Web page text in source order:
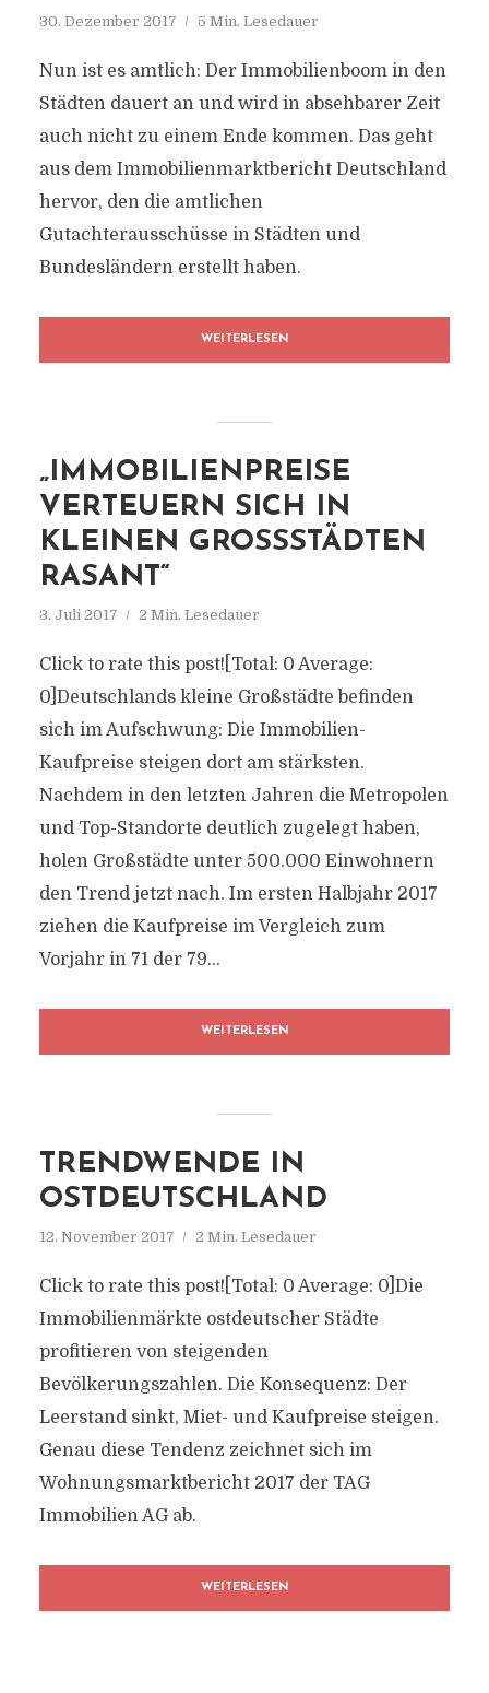
30. Dezember 2017 5 Min. Lesedauer
Nun ist es amtlich: Der Immobilienboom in den
Städten dauert an und wird in absehbarer Zeit
auch nicht zu einem Ende kommen. Das geht
aus dem Immobilienmarktbericht Deutschland
hervor, den die amtlichen
Gutachterausschüsse in Städten und
Bundesländern erstellt haben.
WEITERLESEN
„IMMOBILIENPREISE
VERTEUERN SICH IN
KLEINEN GROSSSTÄDTEN R
ASANT“
3. Juli 2017 2 Min. Lesedauer
Click to rate this post![Total: 0 Average:
0]Deutschlands kleine Großstädte befinden
sich im Aufschwung: Die Immobilien-
Kaufpreise steigen dort am stärksten.
Nachdem in den letzten Jahren die Metropolen
und Top-Standorte deutlich zugelegt haben,
holen Großstädte unter 500.000 Einwohnern
den Trend jetzt nach. Im ersten Halbjahr 2017
ziehen die Kaufpreise im Vergleich zum
Vorjahr in 71 der 79...
WEITERLESEN
TRENDWENDE IN
OSTDEUTSCHLAND
12. November 2017 2 Min. Lesedauer
Click to rate this post![Total: 0 Average: 0]Die
Immobilienmärkte ostdeutscher Städte
profitieren von steigenden
Bevölkerungszahlen. Die Konsequenz: Der
Leerstand sinkt, Miet- und Kaufpreise steigen.
Genau diese Tendenz zeichnet sich im
Wohnungsmarktbericht 2017 der TAG
Immobilien AG ab.
WEITERLESEN